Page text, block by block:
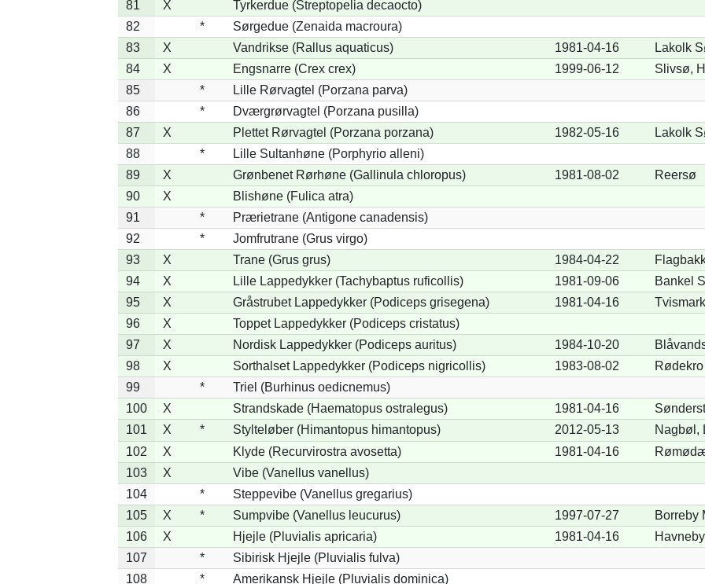
81
X
Tyrkerdue (Streptopelia decaocto)
82
*
Sørgedue (Zenaida macroura)
83
X Vandrikse (Rallus aquaticus) 1981-04-16
Lakolk
84
X Engsnarre (Crex crex) 1999-06-12
Slivsø,
85
*
Lille Rørvagtel (Porzana parva)
86
*
Dværgrørvagtel (Porzana pusilla)
87
X Plettet Rørvagtel (Porzana porzana) 1982-05-16
Lakolk
88
*
Lille Sultanhøne (Porphyrio alleni)
89
X Grønbenet Rørhøne (Gallinula chloropus) 1981-08-02
Reersø
90
X
Blishøne (Fulica atra)
91
*
Prærietrane (Antigone canadensis)
92
*
Jomfrutrane (Grus virgo)
93
X Trane (Grus grus) 1984-04-22
94
X Lille Lappedykker (Tachybaptus ruficollis) 1981-09-06
Bankel
95
X Gråstrubet Lappedykker (Podiceps grisegena) 1981-04-16
96
X
Toppet Lappedykker (Podiceps cristatus)
97
X Nordisk Lappedykker (Podiceps auritus) 1984-10-20
98
X Sorthalset Lappedykker (Podiceps nigricollis) 1983-08-02
99
*
Triel (Burhinus oedicnemus)
100
X Strandskade (Haematopus ostralegus) 1981-04-16
101
X * Stylteløber (Himantopus himantopus) 2012-05-13
Nagbøl,
102
X Klyde (Recurvirostra avosetta) 1981-04-16
103
X
Vibe (Vanellus vanellus)
104
*
Steppevibe (Vanellus gregarius)
105
X * Sumpvibe (Vanellus leucurus) 1997-07-27
Borreby
106
X Hjejle (Pluvialis apricaria) 1981-04-16
107
*
Sibirisk Hjejle (Pluvialis fulva)
108
* Amerikansk Hjejle (Pluvialis dominica)